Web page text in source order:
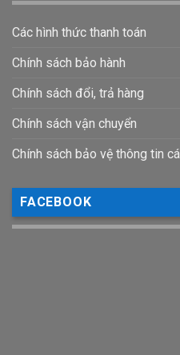
Các hình thức thanh toán
Chính sách bảo hành
Chính sách đổi, trả hàng
Chính sách vận chuyển
Chính sách bảo vệ thông tin
FACEBOOK